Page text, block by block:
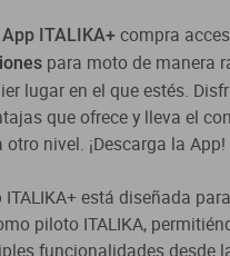
App ITALIKA+compra
para moto de manera
lugar en el que estés.
que ofrece y lleva el
otro nivel. ¡Descarga la App!
ITALIKA+ está diseñada
piloto ITALIKA,
funcionalidades desde